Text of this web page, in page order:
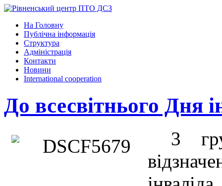
На Головну
Публічна інформація
Структура
Адміністрація
Контакти
Новини
International cooperation
До всесвітнього Дня
3